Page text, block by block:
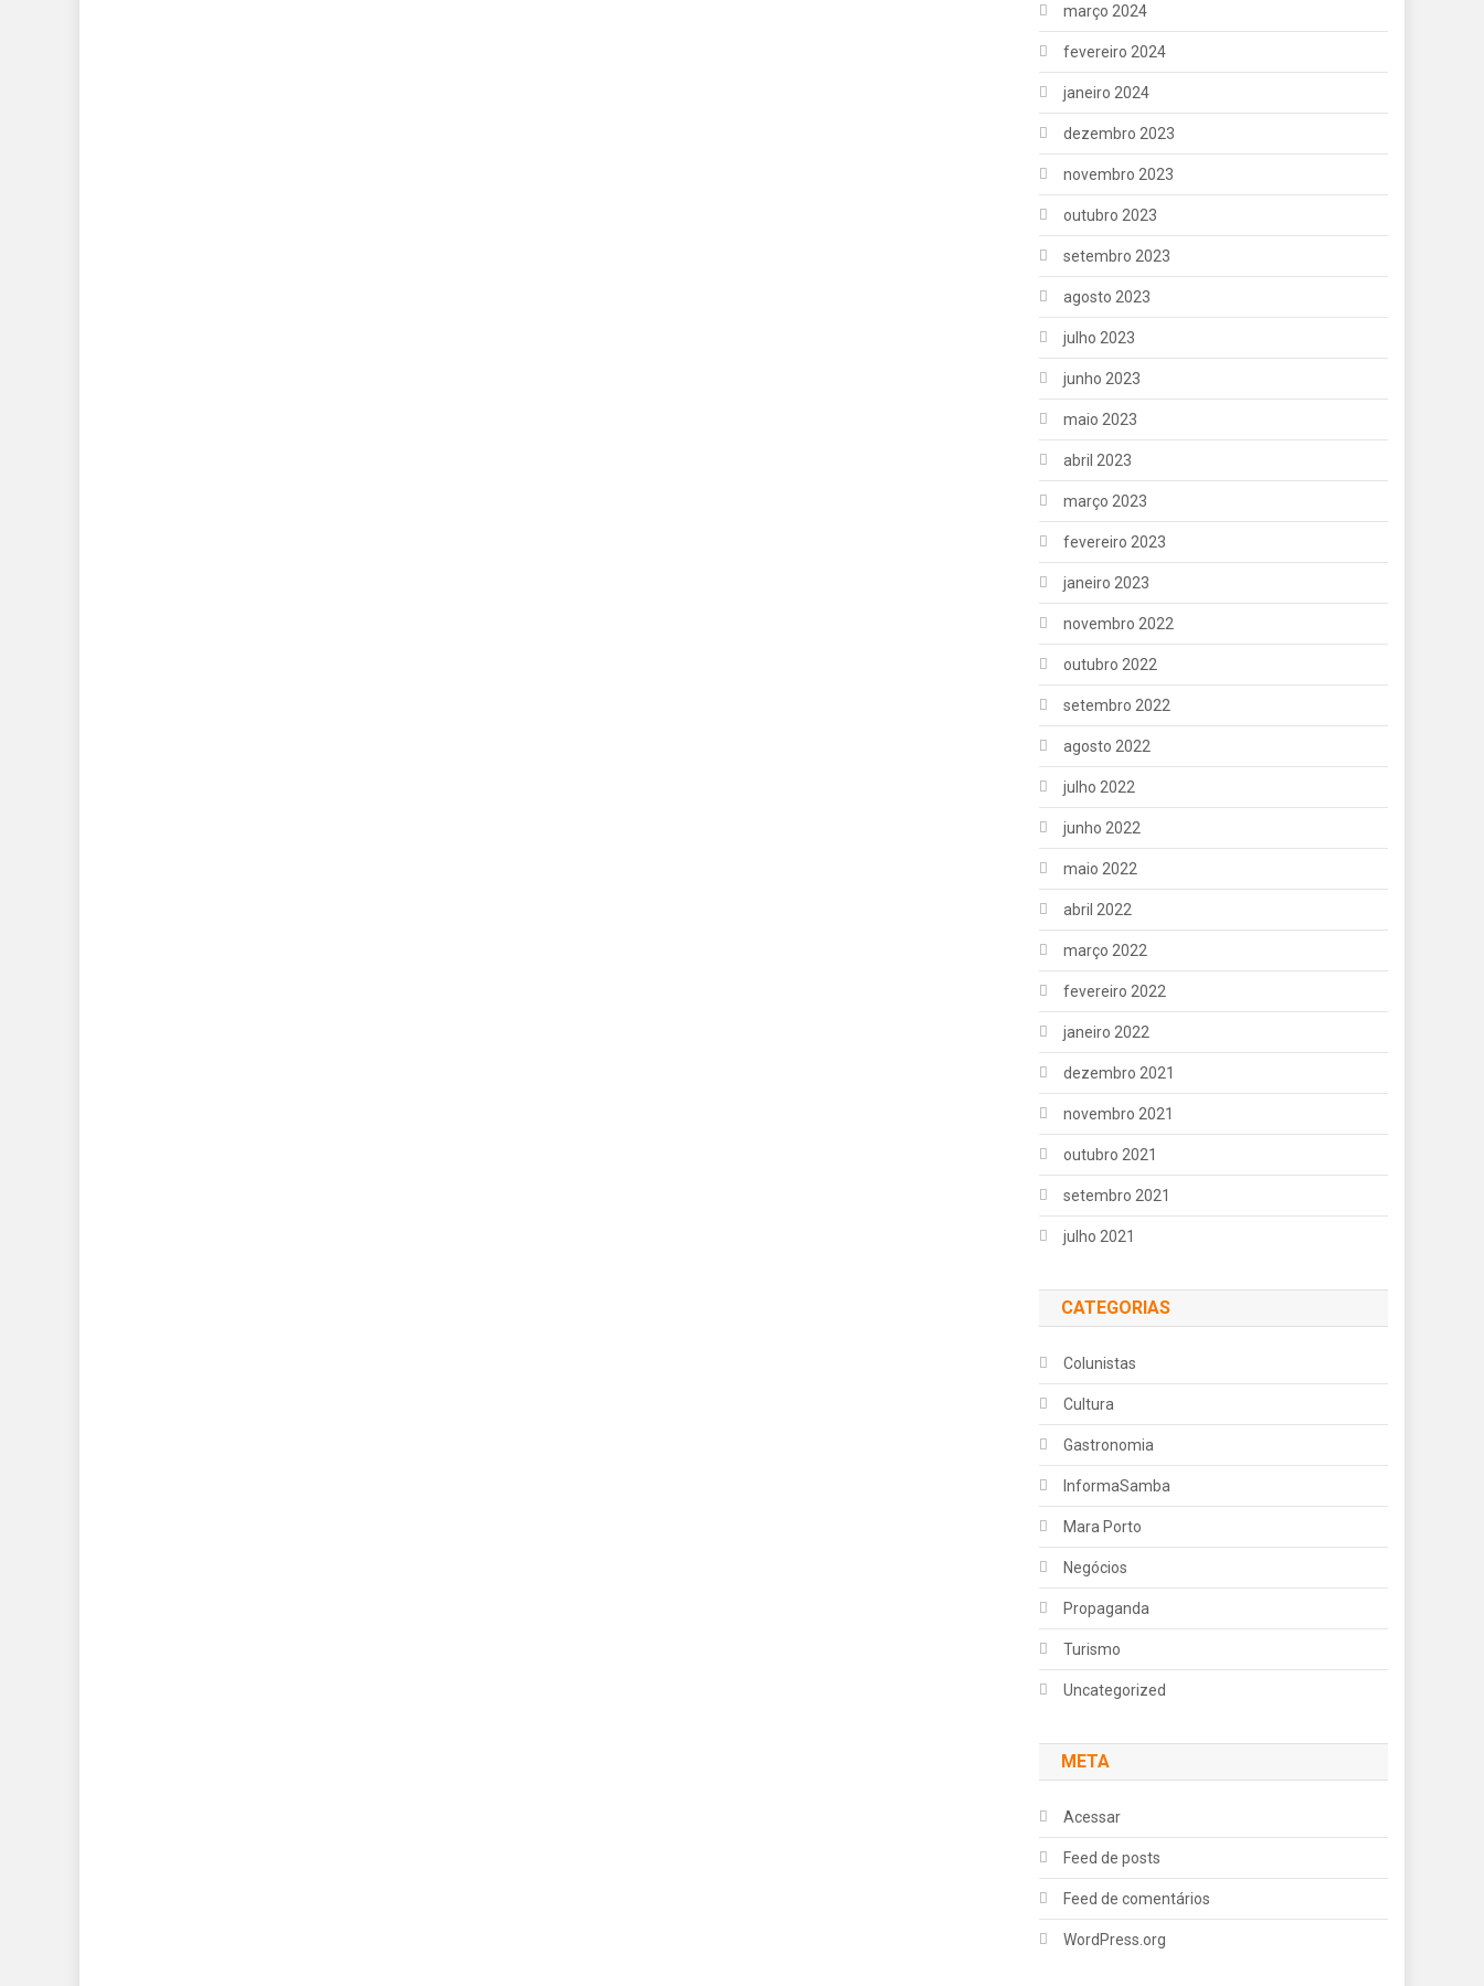
março 2024
fevereiro 2024
janeiro 2024
dezembro 2023
novembro 2023
outubro 2023
setembro 2023
agosto 2023
julho 2023
junho 2023
maio 2023
abril 2023
março 2023
fevereiro 2023
janeiro 2023
novembro 2022
outubro 2022
setembro 2022
agosto 2022
julho 2022
junho 2022
maio 2022
abril 2022
março 2022
fevereiro 2022
janeiro 2022
dezembro 2021
novembro 2021
outubro 2021
setembro 2021
julho 2021
CATEGORIAS
Colunistas
Cultura
Gastronomia
InformaSamba
Mara Porto
Negócios
Propaganda
Turismo
Uncategorized
META
Acessar
Feed de posts
Feed de comentários
WordPress.org